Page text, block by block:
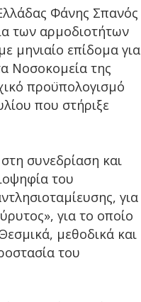
Φάνης Σπανός
των αρμοδιοτήτων
μηνιαίο επίδομα για
Νοσοκομεία της
προϋπολογισμό
που στήριξε
συνεδρίαση και
του
για
για το οποίο
μεθοδικά και
του